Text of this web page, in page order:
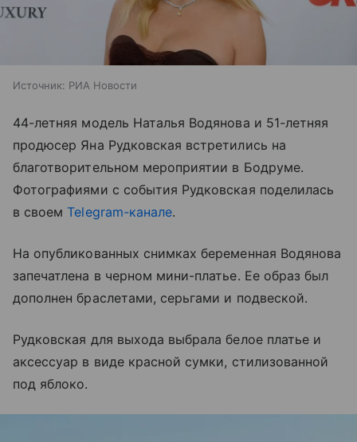
Источник: РИА Новости
44-летняя модель Наталья Водянова и 51-летняя
продюсер Яна Рудковская встретились на
благотворительном мероприятии в Бодруме.
Фотографиями с события Рудковская поделилась
в своем Telegram-канале.
На опубликованных снимках беременная Водянова
запечатлена в черном мини-платье. Ее образ был
дополнен браслетами, серьгами и подвеской.
Рудковская для выхода выбрала белое платье и
аксессуар в виде красной сумки, стилизованной
под яблоко.